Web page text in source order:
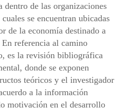
dentro de las organizaciones
se encuentran ubicadas
de la economía destinado a
referencia al camino
es la revisión bibliográfica
donde se exponen
teóricos y el investigador
a la información
motivación en el desarrollo